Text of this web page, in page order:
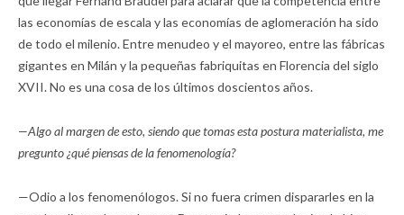
las economías de escala y las economías de aglomeración ha sido
de todo el milenio. Entre menudeo y el mayoreo, entre las fábricas
gigantes en Milán y la pequeñas fabriquitas en Florencia del siglo
XVII. No es una cosa de los últimos doscientos años.
—Algo al margen de esto, siendo que tomas esta postura materialista, me
pregunto ¿qué piensas de la fenomenología?
—Odio a los fenomenólogos. Si no fuera crimen dispararles en la